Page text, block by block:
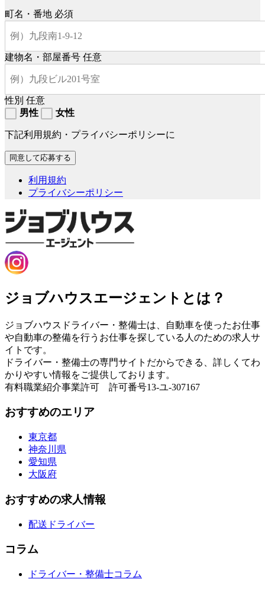
町名・番地 必須
建物名・部屋番号 任意
性別 任意
男性
女性
下記利用規約・プライバシーポリシーに
利用規約
プライバシーポリシー
ジョブハウスエージェントとは？
ジョブハウスドライバー・整備士は、自動車を使ったお仕事
や自動車の整備を行うお仕事を探している人のための求人サ
イトです。
ドライバー・整備士の専門サイトだからできる、詳しくてわ
かりやすい情報をご提供しております。
有料職業紹介事業許可 許可番号13-ユ-307167
おすすめのエリア
東京都
神奈川県
愛知県
大阪府
おすすめの求人情報
配送ドライバー
コラム
ドライバー・整備士コラム